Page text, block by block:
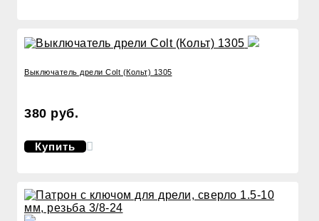
Выключатель дрели Colt (Кольт) 1305
380 руб.
Купить